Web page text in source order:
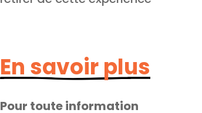
En savoir plus
Pour toute information